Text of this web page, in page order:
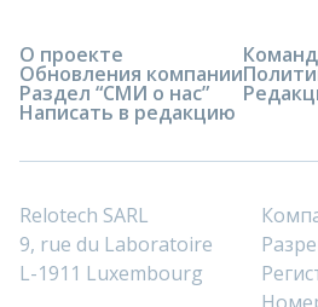
О проекте
Обновления компании
Раздел “СМИ о нас”
Написать в редакцию
Relotech SARL
9, rue du Laboratoire
L-1911 Luxembourg